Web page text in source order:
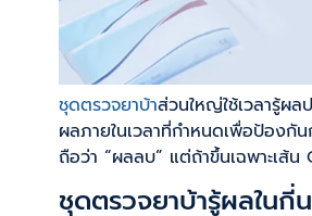
ชุดตรวจยาบ้าส่วนใหญ่ใช้เวลารู้ผ
ผลภายในเวลาที่กำหนดเพื่อป้องกั
ถือว่า “ผลลบ” แต่ถ้าขึ้นเฉพาะเส้น
ชุดตรวจยาบ้ารู้ผลในกี่